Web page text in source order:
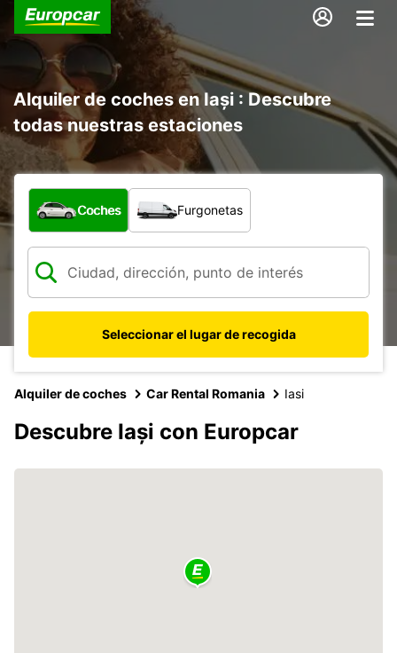
Alquiler de coches en Iași : Descubre
todas nuestras estaciones
¿Qué tipo de vehículo?
Coches Furgonetas
Seleccionar el lugar de recogida
Alquiler de coches Car Rental Romania Iasi
Descubre Iași con Europcar